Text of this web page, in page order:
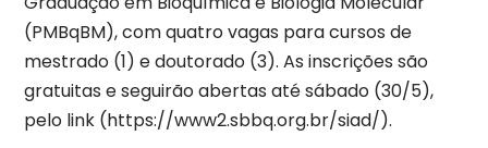
(PMBqBM), com quatro vagas para cursos de
mestrado (1) e doutorado (3). As inscrições são
gratuitas e seguirão abertas até sábado (30/5),
pelo link (https://www2.sbbq.org.br/siad/).